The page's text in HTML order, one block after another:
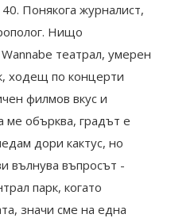
Понякога журналист,
Нищо
театрал, умерен
ходещ по концерти
филмов вкус и
ме обърква, градът е
дори кактус, но
вълнува въпросът -
парк, когато
значи сме на една